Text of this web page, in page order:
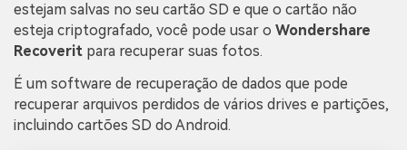
estejam salvas no seu cartão SD e que o cartão não
esteja criptografado, você pode usar o Wondershare
Recoverit para recuperar suas fotos.
É um software de recuperação de dados que pode
recuperar arquivos perdidos de vários drives e partições,
incluindo cartões SD do Android.